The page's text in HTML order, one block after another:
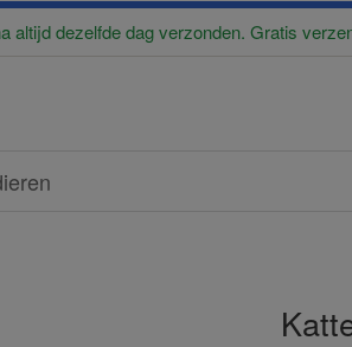
altijd dezelfde dag verzonden. Gratis